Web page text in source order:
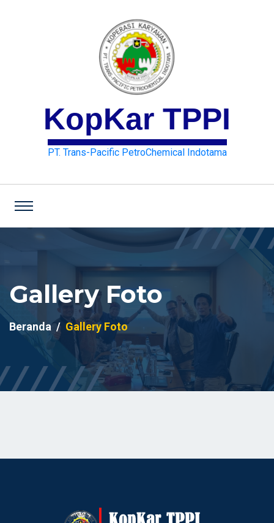
KopKar TPPI
PT. Trans-Pacific PetroChemical Indotama
Gallery Foto
Beranda Gallery Foto